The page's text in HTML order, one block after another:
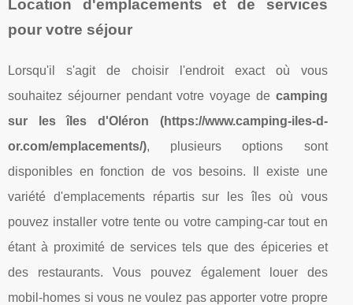
Location d'emplacements et de services
pour votre séjour
Lorsqu'il s'agit de choisir l'endroit exact où vous
souhaitez séjourner pendant votre voyage de camping
sur les îles d'Oléron (https://www.camping-iles-d-
or.com/emplacements/), plusieurs options sont
disponibles en fonction de vos besoins. Il existe une
variété d'emplacements répartis sur les îles où vous
pouvez installer votre tente ou votre camping-car tout en
étant à proximité de services tels que des épiceries et
des restaurants. Vous pouvez également louer des
mobil-homes si vous ne voulez pas apporter votre propre